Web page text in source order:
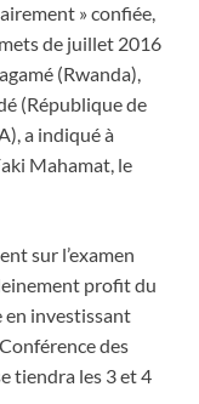
» confiée,
de juillet 2016
(Rwanda),
(République de
a indiqué à
Mahamat, le
sur l’examen
profit du
en investissant
des
tiendra les 3 et 4